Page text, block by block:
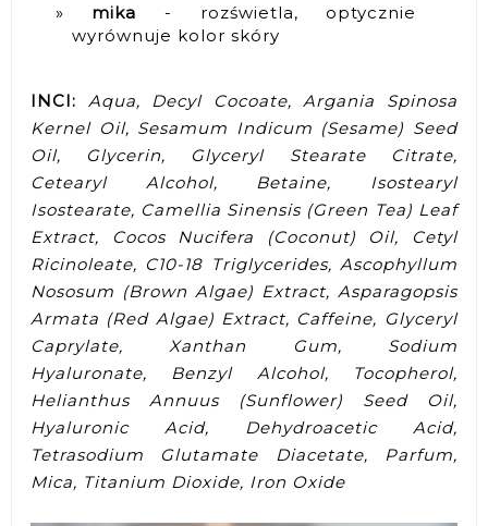
mika - rozświetla, optycznie
wyrównuje kolor skóry
INCI: Aqua, Decyl Cocoate, Argania Spinosa
Kernel Oil, Sesamum Indicum (Sesame) Seed
Oil, Glycerin, Glyceryl Stearate Citrate,
Cetearyl Alcohol, Betaine, Isostearyl
Isostearate, Camellia Sinensis (Green Tea) Leaf
Extract, Cocos Nucifera (Coconut) Oil, Cetyl
Ricinoleate, C10-18 Triglycerides, Ascophyllum
Nososum (Brown Algae) Extract, Asparagopsis
Armata (Red Algae) Extract, Caffeine, Glyceryl
Caprylate, Xanthan Gum, Sodium
Hyaluronate, Benzyl Alcohol, Tocopherol,
Helianthus Annuus (Sunflower) Seed Oil,
Hyaluronic Acid, Dehydroacetic Acid,
Tetrasodium Glutamate Diacetate, Parfum,
Mica, Titanium Dioxide, Iron Oxide